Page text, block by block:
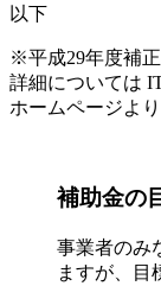
以下
※平成29年度補
詳細については
ホームページよ
補助金の
事業者のみ
ますが、目